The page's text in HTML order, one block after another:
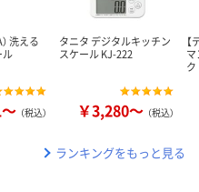
洗える
ル
（税込）
タニタ デジタルキッチン
スケール KJ-222
￥3,280～ （税込）
ランキングをもっと見る